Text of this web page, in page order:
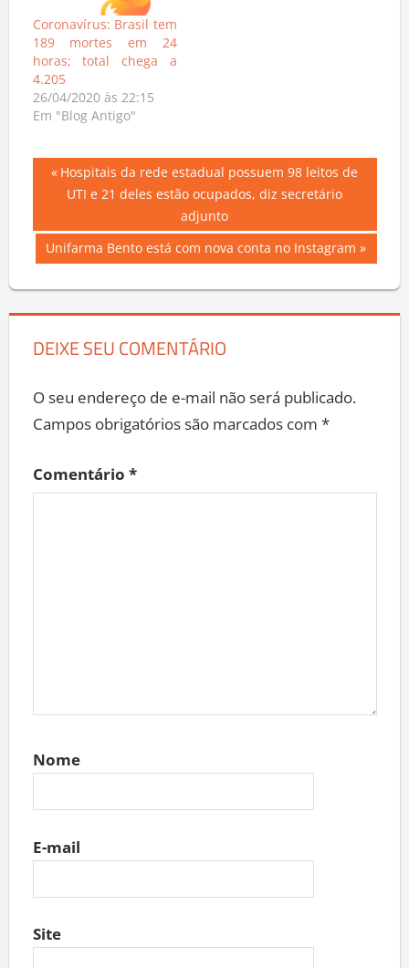
Coronavírus: Brasil tem
189 mortes em 24
horas; total chega a
4.205
26/04/2020 às 22:15
Em "Blog Antigo"
Navegação
Post
Previous
Post:
Hospitais da rede estadual possuem 98 leitos de
UTI e 21 deles estão ocupados, diz secretário
adjunto
Next
Unifarma Bento está com nova conta no Instagram
DEIXE SEU COMENTÁRIO
O seu endereço de e-mail não será publicado.
Campos obrigatórios são marcados com *
Comentário *
Nome
E-mail
Site